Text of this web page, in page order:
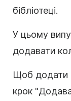
бібліотеці.
У цьому
додавати
Щоб додати
крок